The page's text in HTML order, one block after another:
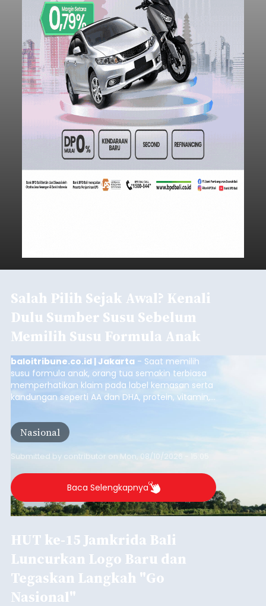
Salah Pilih Sejak Awal? Kenali
Dulu Sumber Susu Sebelum
Memilih Susu Formula Anak
baloitribune.co.id | Jakarta - Saat memilih
susu formula anak, orang tua semakin terbiasa
memperhatikan klaim pada label kemasan serta
kandungan seperti AA dan DHA, protein, vitamin,
yang belum banyak dicermati adalah dari mana
sumber susu yang digunakan.
Nasional
Submitted by contributor on Mon, 08/10/2026 - 15:05
Baca Selengkapnya
HUT ke-15 Jamkrida Bali
Luncurkan Logo Baru dan
Tegaskan Langkah "Go
Nasional"